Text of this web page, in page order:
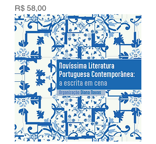
Preço
R$ 58,00